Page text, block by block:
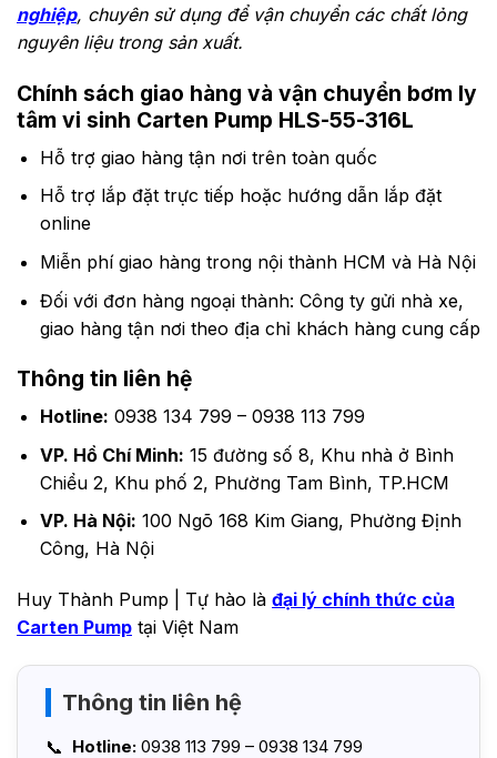
76
–
2900
76
63
63
51
22.0
2900
89
76
89
–
300
100
51
2900
89
–
76
30.0
2900
89
–
76
nghiệp, chuyên sử dụng để vận chuyển các chất lỏng
nguyên liệu trong sản xuất.
Chính sách giao hàng và vận chuyển bơm ly
tâm vi sinh Carten Pump HLS-55-316L
Hỗ trợ giao hàng tận nơi trên toàn quốc
Hỗ trợ lắp đặt trực tiếp hoặc hướng dẫn lắp đặt
online
Miễn phí giao hàng trong nội thành HCM và Hà Nội
Đối với đơn hàng ngoại thành: Công ty gửi nhà xe,
giao hàng tận nơi theo địa chỉ khách hàng cung cấp
Thông tin liên hệ
Hotline: 0938 134 799 – 0938 113 799
VP. Hồ Chí Minh: 15 đường số 8, Khu nhà ở Bình
Chiểu 2, Khu phố 2, Phường Tam Bình, TP.HCM
VP. Hà Nội: 100 Ngõ 168 Kim Giang, Phường Định
Công, Hà Nội
Huy Thành Pump | Tự hào là đại lý chính thức của
Carten Pump tại Việt Nam
Thông tin liên hệ
Hotline: 0938 113 799 – 0938 134 799